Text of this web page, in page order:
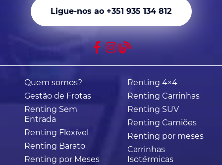
Ligue-nos ao +351 935 134 812
Quem somos?
Gestão de Frotas
Renting Sem
Entrada
Renting Flexível
Renting Barato
Renting por Meses
Renting 4×4
Renting Carrinhas
Renting SUV
Renting Camiões
Renting por meses
Carrinhas
Isotérmicas